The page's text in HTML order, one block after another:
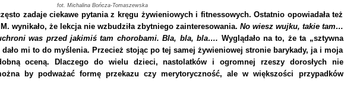
fot. Michalina Bończa-Tomaszewska
zadaje ciekawe pytania z kręgu żywieniowych i fitnessowych. Ostatnio opowiadała też
wynikało, że lekcja nie wzbudziła zbytniego zainteresowania. No wiesz wujku, takie tam…
was przed jakimiś tam chorobami. Bla, bla, bla…. Wyglądało na to, że ta „sztywna
dało mi to do myślenia. Przecież stojąc po tej samej żywieniowej stronie barykady, ja i moja
oceną. Dlaczego do wielu dzieci, nastolatków i ogromnej rzeszy dorosłych nie
by podważać formę przekazu czy merytoryczność, ale w większości przypadków